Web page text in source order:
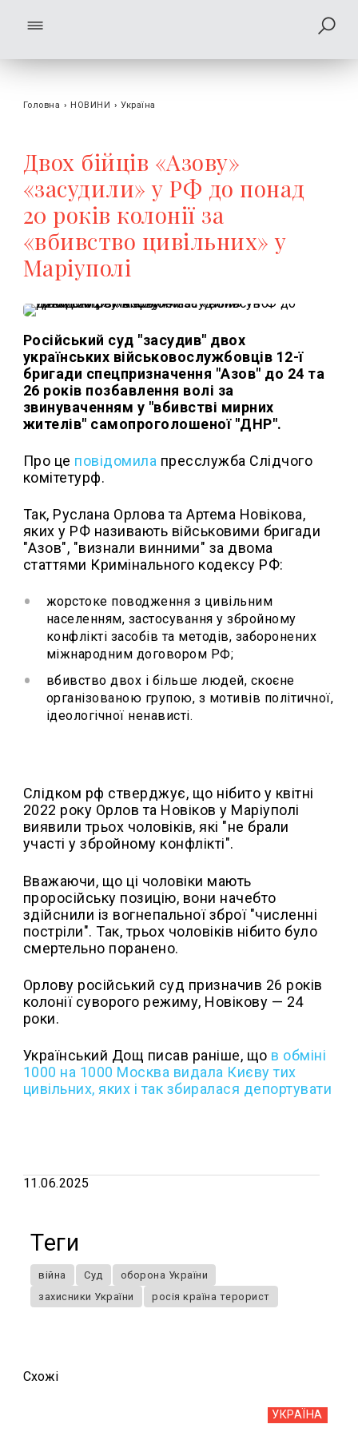
Головна › НОВИНИ › Україна
Двох бійців «Азову»
«засудили» у РФ до понад
20 років колонії за
«вбивство цивільних» у
Маріуполі
Російський суд "засудив" двох
українських військовослужбовців 12-ї
бригади спецпризначення "Азов" до 24 та
26 років позбавлення волі за
звинуваченням у "вбивстві мирних
жителів" самопроголошеної "ДНР".
Про це повідомила пресслужба Слідчого
комітетурф.
Так, Руслана Орлова та Артема Новікова,
яких у РФ називають військовими бригади
"Азов", "визнали винними" за двома
статтями Кримінального кодексу РФ:
жорстоке поводження з цивільним
населенням, застосування у збройному
конфлікті засобів та методів, заборонених
міжнародним договором РФ;
вбивство двох і більше людей, скоєне
організованою групою, з мотивів політичної,
ідеологічної ненависті.
Слідком рф стверджує, що нібито у квітні
2022 року Орлов та Новіков у Маріуполі
виявили трьох чоловіків, які "не брали
участі у збройному конфлікті".
Вважаючи, що ці чоловіки мають
проросійську позицію, вони начебто
здійснили із вогнепальної зброї "численні
постріли". Так, трьох чоловіків нібито було
смертельно поранено.
Орлову російський суд призначив 26 років
колонії суворого режиму, Новікову — 24
роки.
Український Дощ писав раніше, що в обміні
1000 на 1000 Москва видала Києву тих
цивільних, яких і так збиралася депортувати
11.06.2025
Теги
війна Суд
оборона України
захисники України
росія країна терорист
Схожi
УКРАЇНА